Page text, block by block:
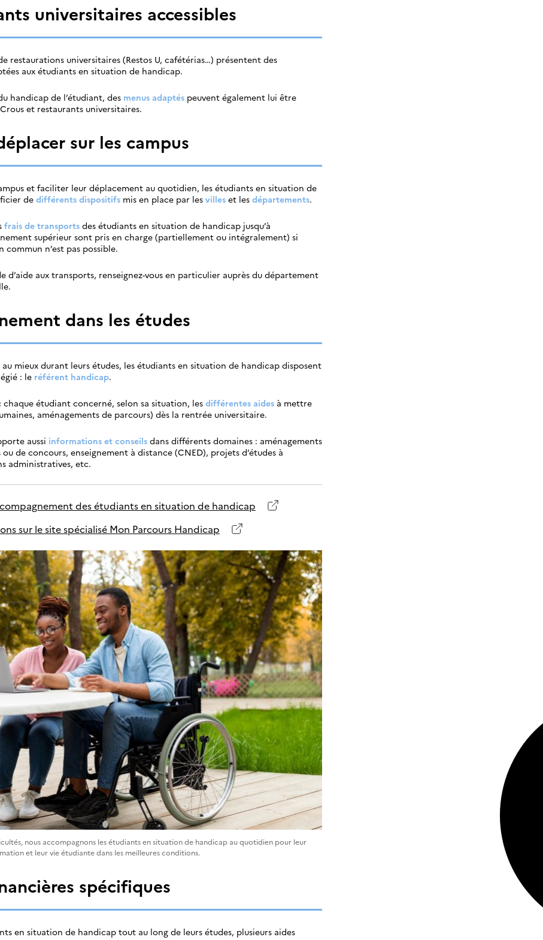
universitaires accessibles
restaurations universitaires (Restos U, cafétérias…) présentent des
aux étudiants en situation de handicap.
handicap de l’étudiant, des menus adaptés peuvent également lui être
et restaurants universitaires.
sur les campus
et faciliter leur déplacement au quotidien, les étudiants en situation de
de différents dispositifs mis en place par les villes et les départements.
frais de transports des étudiants en situation de handicap jusqu’à
supérieur sont pris en charge (partiellement ou intégralement) si
commun n’est pas possible.
d’aide aux transports, renseignez-vous en particulier auprès du département
dans les études
mieux durant leurs études, les étudiants en situation de handicap disposent
: le référent handicap.
chaque étudiant concerné, selon sa situation, les différentes aides à mettre
aménagements de parcours) dès la rentrée universitaire.
aussi informations et conseils dans différents domaines : aménagements
ou de concours, enseignement à distance (CNED), projets d’études à
administratives, etc.
des étudiants en situation de handicap
sur le site spécialisé Mon Parcours Handicap
nous accompagnons les étudiants en situation de handicap au quotidien pour leur
et leur vie étudiante dans les meilleures conditions.
spécifiques
en situation de handicap tout au long de leurs études, plusieurs aides